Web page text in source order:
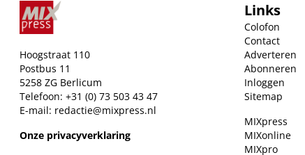
Hoogstraat 110
Postbus 11
5258 ZG Berlicum
Telefoon: +31 (0) 73 503 43 47
E-mail: redactie@mixpress.nl
Onze privacyverklaring
Links
Colofon
Contact
Adverteren
Abonneren
Inloggen
Sitemap
MIXpress
MIXonline
MIXpro